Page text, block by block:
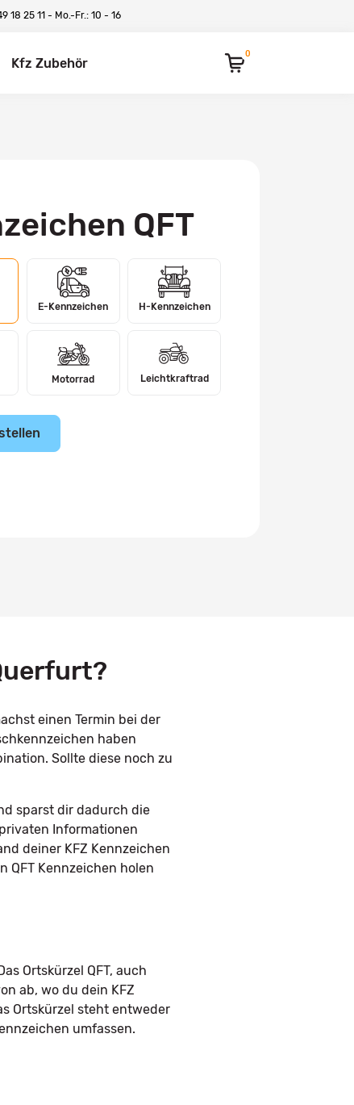
18 25 11 - Mo.-Fr.: 10 - 16
Kfz Zubehör
0
QFT
E-Kennzeichen H-Kennzeichen
Motorrad Leichtkraftrad
einen Termin bei der
haben
Sollte diese noch zu
sparst dir dadurch die
Informationen
deiner KFZ Kennzeichen
QFT Kennzeichen holen
Ortskürzel QFT, auch
ab, wo du dein KFZ
Ortskürzel steht entweder
umfassen.